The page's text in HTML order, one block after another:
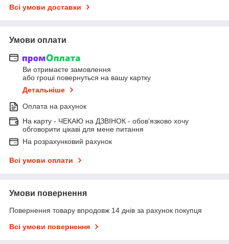
Всі умови доставки
Умови оплати
Ви отримаєте замовлення
або гроші повернуться на вашу картку
Детальніше
Оплата на рахунок
На карту - ЧЕКАЮ на ДЗВІНОК - обов'язково хочу
обговорити цікаві для мене питання
На розрахунковий рахунок
Всі умови оплати
Умови повернення
Повернення товару впродовж 14 днів за рахунок покупця
Всі умови повернення